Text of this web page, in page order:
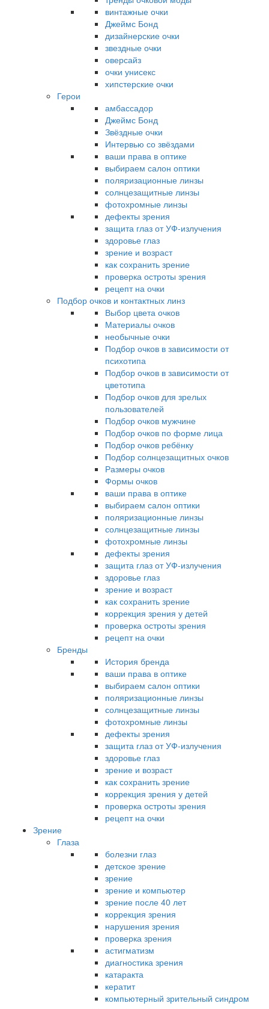
винтажные очки
Джеймс Бонд
дизайнерские очки
звездные очки
оверсайз
очки унисекс
хипстерские очки
Герои
амбассадор
Джеймс Бонд
Звёздные очки
Интервью со звёздами
ваши права в оптике
выбираем салон оптики
поляризационные линзы
солнцезащитные линзы
фотохромные линзы
дефекты зрения
защита глаз от УФ-излучения
здоровье глаз
зрение и возраст
как сохранить зрение
проверка остроты зрения
рецепт на очки
Подбор очков и контактных линз
Выбор цвета очков
Материалы очков
необычные очки
Подбор очков в зависимости от
психотипа
Подбор очков в зависимости от
цветотипа
Подбор очков для зрелых
пользователей
Подбор очков мужчине
Подбор очков по форме лица
Подбор очков ребёнку
Подбор солнцезащитных очков
Размеры очков
Формы очков
ваши права в оптике
выбираем салон оптики
поляризационные линзы
солнцезащитные линзы
фотохромные линзы
дефекты зрения
защита глаз от УФ-излучения
здоровье глаз
зрение и возраст
как сохранить зрение
коррекция зрения у детей
проверка остроты зрения
рецепт на очки
Бренды
История бренда
ваши права в оптике
выбираем салон оптики
поляризационные линзы
солнцезащитные линзы
фотохромные линзы
дефекты зрения
защита глаз от УФ-излучения
здоровье глаз
зрение и возраст
как сохранить зрение
коррекция зрения у детей
проверка остроты зрения
рецепт на очки
Зрение
Глаза
болезни глаз
детское зрение
зрение
зрение и компьютер
зрение после 40 лет
коррекция зрения
нарушения зрения
проверка зрения
астигматизм
диагностика зрения
катаракта
кератит
компьютерный зрительный синдром